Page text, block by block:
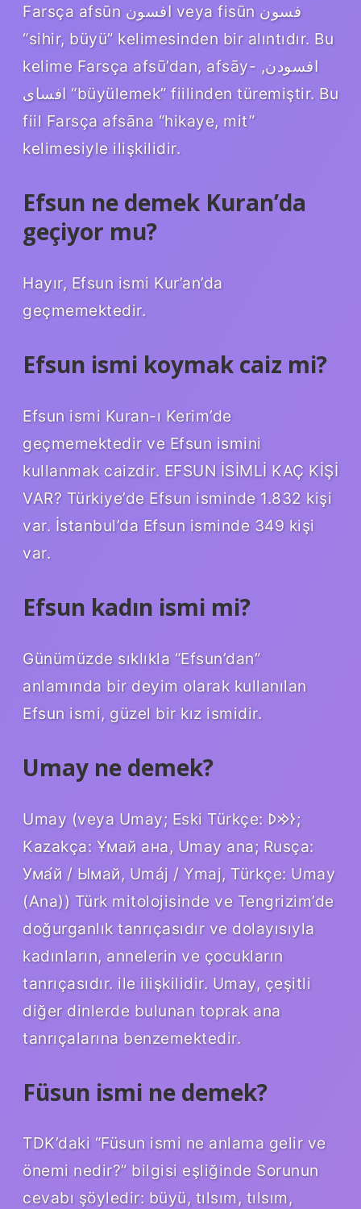
Farsça afsūn افسون veya fisūn فسون
“sihir, büyü” kelimesinden bir alıntıdır. Bu
kelime Farsça afsū’dan, afsāy- افسودن,
افسای “büyülemek” fiilinden türemiştir. Bu
fiil Farsça afsāna “hikaye, mit”
kelimesiyle ilişkilidir.
Efsun ne demek Kuran’da
geçiyor mu?
Hayır, Efsun ismi Kur’an’da
geçmemektedir.
Efsun ismi koymak caiz mi?
Efsun ismi Kuran-ı Kerim’de
geçmemektedir ve Efsun ismini
kullanmak caizdir. EFSUN İSİMLİ KAÇ KİŞİ
VAR? Türkiye’de Efsun isminde 1.832 kişi
var. İstanbul’da Efsun isminde 349 kişi
var.
Efsun kadın ismi mi?
Günümüzde sıklıkla “Efsun’dan”
anlamında bir deyim olarak kullanılan
Efsun ismi, güzel bir kız ismidir.
Umay ne demek?
Umay (veya Umay; Eski Türkçe: 𐰆𐰢𐰖;
Kazakça: Ұмай aна, Umay ana; Rusça:
Ума́й / Ымай, Umáj / Ymaj, Türkçe: Umay
(Ana)) Türk mitolojisinde ve Tengrizim’de
doğurganlık tanrıçasıdır ve dolayısıyla
kadınların, annelerin ve çocukların
tanrıçasıdır. ile ilişkilidir. Umay, çeşitli
diğer dinlerde bulunan toprak ana
tanrıçalarına benzemektedir.
Füsun ismi ne demek?
TDK’daki “Füsun ismi ne anlama gelir ve
önemi nedir?” bilgisi eşliğinde Sorunun
cevabı şöyledir: büyü, tılsım, tılsım,